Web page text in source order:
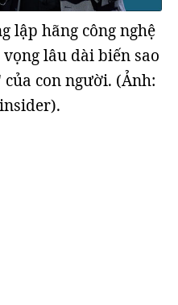
lập hãng công nghệ
lâu dài biến sao
con người. (Ảnh: